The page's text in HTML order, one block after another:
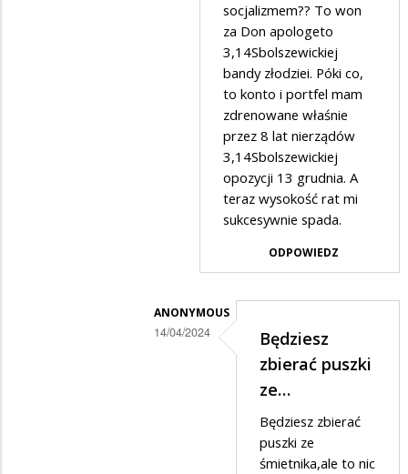
socjalizmem?? To won
za Don apologeto
3,14Sbolszewickiej
bandy złodziei. Póki co,
to konto i portfel mam
zdrenowane właśnie
przez 8 lat nierządów
3,14Sbolszewickiej
opozycji 13 grudnia. A
teraz wysokość rat mi
sukcesywnie spada.
ODPOWIEDZ
ANONYMOUS
14/04/2024
Będziesz
zbierać puszki
ze…
Będziesz zbierać
puszki ze
śmietnika,ale to nic